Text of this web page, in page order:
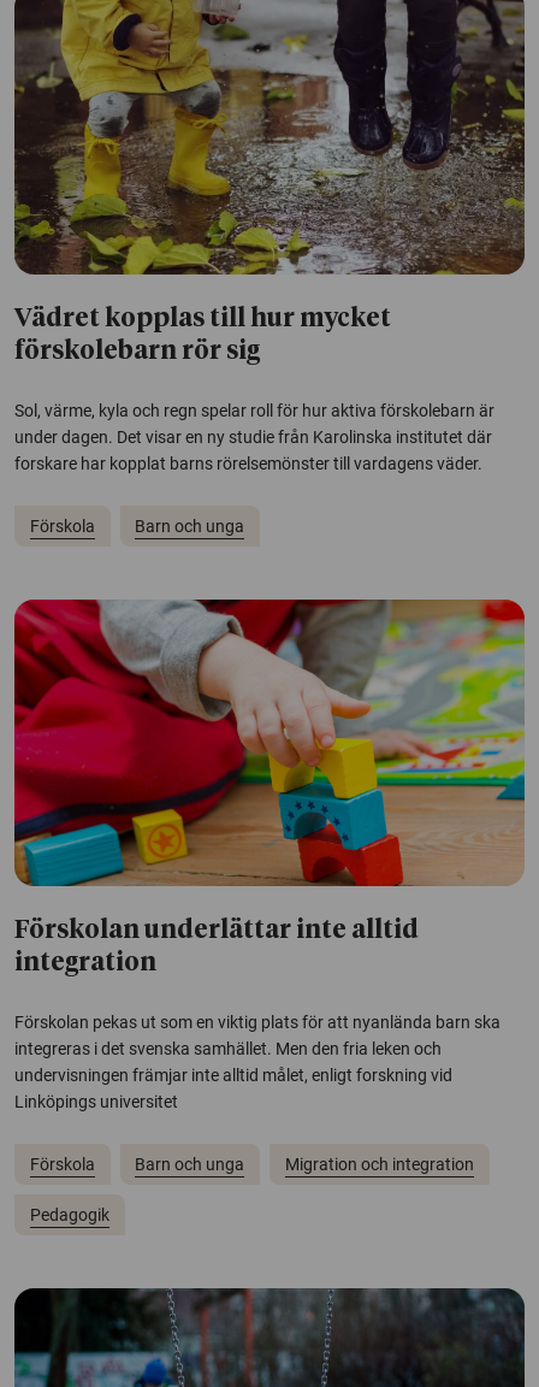
Vädret kopplas till hur mycket
förskolebarn rör sig
Sol, värme, kyla och regn spelar roll för hur aktiva förskolebarn är
under dagen. Det visar en ny studie från Karolinska institutet där
forskare har kopplat barns rörelsemönster till vardagens väder.
Förskola Barn och unga
Förskolan underlättar inte alltid
integration
Förskolan pekas ut som en viktig plats för att nyanlända barn ska
integreras i det svenska samhället. Men den fria leken och
undervisningen främjar inte alltid målet, enligt forskning vid
Linköpings universitet
Förskola Barn och unga Migration och integration
Pedagogik